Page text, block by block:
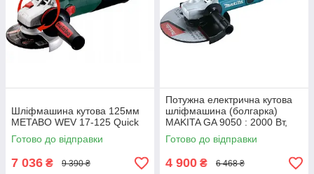
Шліфмашина кутова 125мм
METABO WEV 17-125 Quick
Готово до відправки
7 036 ₴ 9 390 ₴
Потужна електрична кутова
шліфмашина (болгарка)
MAKITA GA 9050 : 2000 Вт,
230мм, 6600 об/хв
Готово до відправки
4 900 ₴ 6 468 ₴